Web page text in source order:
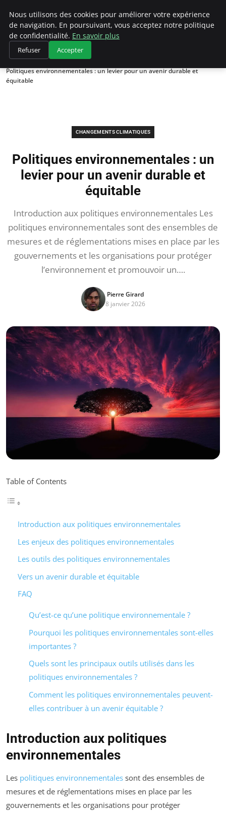
Climategatecountryclub.com
Accueil
Changements climatiques
Politiques environnementales : un levier pour un avenir durable et
équitable
CHANGEMENTS CLIMATIQUES
Politiques environnementales : un
levier pour un avenir durable et
équitable
Introduction aux politiques environnementales Les
politiques environnementales sont des ensembles de
mesures et de réglementations mises en place par les
gouvernements et les organisations pour protéger
l’environnement et promouvoir un….
Pierre Girard
8 janvier 2026
Table of Contents
Introduction aux politiques environnementales
Les enjeux des politiques environnementales
Les outils des politiques environnementales
Vers un avenir durable et équitable
FAQ
Qu’est-ce qu’une politique environnementale ?
Pourquoi les politiques environnementales sont-elles
importantes ?
Quels sont les principaux outils utilisés dans les
politiques environnementales ?
Comment les politiques environnementales peuvent-
elles contribuer à un avenir équitable ?
Introduction aux politiques
environnementales
Les politiques environnementales sont des ensembles de
mesures et de réglementations mises en place par les
gouvernements et les organisations pour protéger
Nous utilisons des cookies pour améliorer votre expérience
de navigation. En poursuivant, vous acceptez notre politique
de confidentialité. En savoir plus
Refuser Accepter